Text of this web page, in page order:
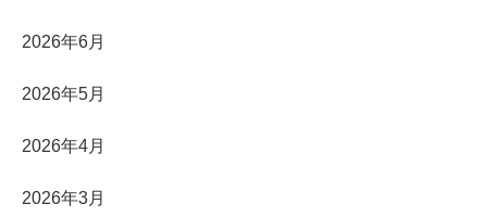
2026年6月
2026年5月
2026年4月
2026年3月